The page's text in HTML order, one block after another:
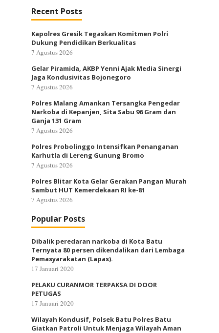
Recent Posts
Kapolres Gresik Tegaskan Komitmen Polri
Dukung Pendidikan Berkualitas
7 Agustus 2026
Gelar Piramida, AKBP Yenni Ajak Media Sinergi
Jaga Kondusivitas Bojonegoro
7 Agustus 2026
Polres Malang Amankan Tersangka Pengedar
Narkoba di Kepanjen, Sita Sabu 96 Gram dan
Ganja 131 Gram
7 Agustus 2026
Polres Probolinggo Intensifkan Penanganan
Karhutla di Lereng Gunung Bromo
7 Agustus 2026
Polres Blitar Kota Gelar Gerakan Pangan Murah
Sambut HUT Kemerdekaan RI ke-81
7 Agustus 2026
Popular Posts
Dibalik peredaran narkoba di Kota Batu
Ternyata 80 persen dikendalikan dari Lembaga
Pemasyarakatan (Lapas).
17 Januari 2020
PELAKU CURANMOR TERPAKSA DI DOOR
PETUGAS
17 Januari 2020
Wilayah Kondusif, Polsek Batu Polres Batu
Giatkan Patroli Untuk Menjaga Wilayah Aman